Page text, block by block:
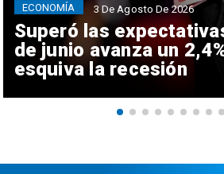
Superó las
de junio avanza un
esquiva la recesión
ECONOMÍA 3 De Agosto De 2026